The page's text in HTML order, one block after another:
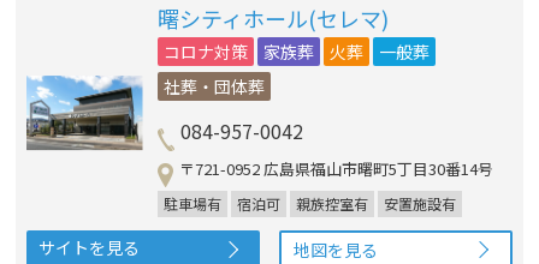
曙シティホール(セレマ)
コロナ対策 家族葬 火葬
一般葬
社葬・団体葬
084-957-0042
〒721-0952 広島県福山市曙町5丁目30番14号
駐車場有 宿泊可 親族控室有 安置施設有
サイトを見る 地図を見る